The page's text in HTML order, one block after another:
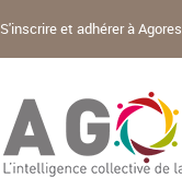
S'inscrire et adhérer à Agores